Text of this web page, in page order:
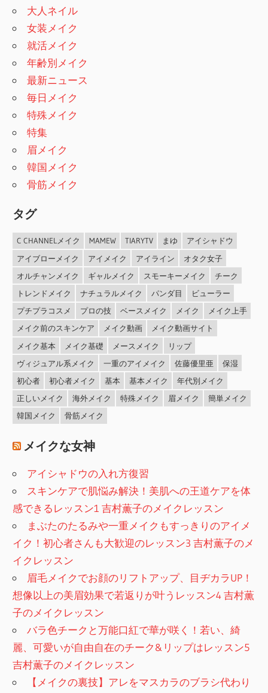
大人ネイル
女装メイク
就活メイク
年齢別メイク
最新ニュース
毎日メイク
特殊メイク
特集
眉メイク
韓国メイク
骨筋メイク
タグ
C CHANNELメイク MAMEW TIARYTV まゆ
アイシャドウ
アイブローメイク
アイメイク アイライン
オタク女子
オルチャンメイク
ギャルメイク スモーキーメイク
チーク
トレンドメイク
ナチュラルメイク パンダ目
ビューラー
プチプラコスメ
プロの技 ベースメイク メイク
メイク上手
メイク前のスキンケア
メイク動画
メイク動画サイト
メイク基本
メイク基礎 メースメイク
リップ
ヴィジュアル系メイク
一重のアイメイク 佐藤優里亜
保湿
初心者
初心者メイク 基本 基本メイク
年代別メイク
正しいメイク
海外メイク 特殊メイク 眉メイク
簡単メイク
韓国メイク
骨筋メイク
メイクな女神
アイシャドウの入れ方復習
スキンケアで肌悩み解決！美肌への王道ケアを体
感できるレッスン1 吉村薫子のメイクレッスン
まぶたのたるみや一重メイクもすっきりのアイメ
イク！初心者さんも大歓迎のレッスン3 吉村薫子のメ
イクレッスン
眉毛メイクでお顔のリフトアップ、目ヂカラUP！
想像以上の美眉効果で若返りが叶うレッスン4 吉村薫
子のメイクレッスン
バラ色チークと万能口紅で華が咲く！若い、綺
麗、可愛いが自由自在のチーク&リップはレッスン5
吉村薫子のメイクレッスン
【メイクの裏技】アレをマスカラのブラシ代わり